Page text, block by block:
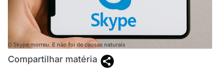
O Skype morreu. E não foi de causas naturais
Compartilhar matéria